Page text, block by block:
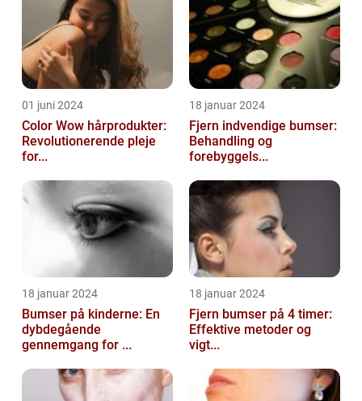
01 juni 2024
Color Wow hårprodukter:
Revolutionerende pleje
for...
18 januar 2024
Fjern indvendige bumser:
Behandling og
forebyggels...
18 januar 2024
Bumser på kinderne: En
dybdegående
gennemgang for ...
18 januar 2024
Fjern bumser på 4 timer:
Effektive metoder og
vigt...